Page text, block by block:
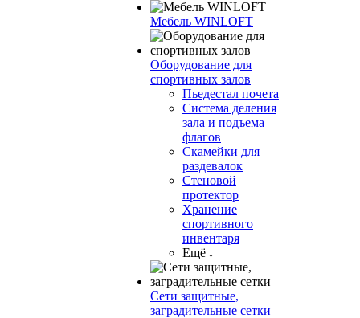
Мебель WINLOFT
Оборудование для
спортивных залов
Пьедестал почета
Система деления
зала и подъема
флагов
Скамейки для
раздевалок
Стеновой
протектор
Хранение
спортивного
инвентаря
Ещё
Сети защитные,
заградительные сетки